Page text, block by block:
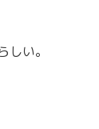
い。